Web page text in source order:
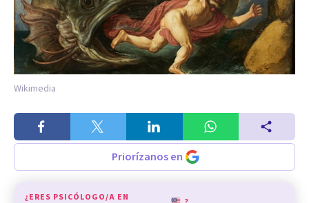
Wikimedia
Priorízanos en
¿ERES PSICÓLOGO/A EN